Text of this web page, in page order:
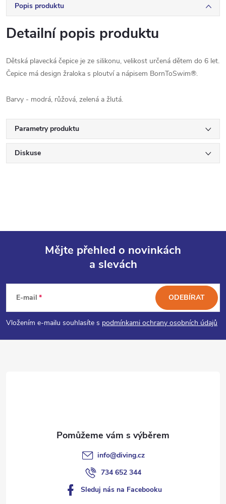
Popis produktu
Detailní popis produktu
Dětská plavecká čepice je ze silikonu, velikost určená dětem do 6 let.
Čepice má design žraloka s ploutví a nápisem BornToSwim®.
Barvy - modrá, růžová, zelená a žlutá.
Parametry produktu
Diskuse
p
a
Mějte přehled o novinkách
a slevách
E-mail
Vložením e-mailu souhlasíte s podmínkami ochrany osobních údajů
ODEBÍRAT
info@diving.cz
734 652 344
Sleduj nás na Facebooku